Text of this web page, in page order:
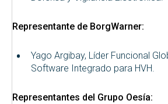
Representante de BorgWarner:
Yago Argibay, Líder Funcional
Software Integrado para HVH.
Representantes del Grupo Oesía: